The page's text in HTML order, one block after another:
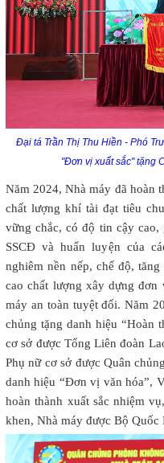
Đại tá Trần Thị Thu Hiền - Phó
"Đơn vị xuất sắc" tặng
Năm 2024, Nhà máy đã hoàn
chất lượng khí tài đạt tiêu
vững chắc, có độ tin cậy
SSCĐ và huấn luyện của
nghiêm nền nếp, chế độ,
cao chất lượng xây dựng
máy an toàn tuyệt đối. Năm
chủng tặng danh hiệu “Hoàn
cơ sở được Tổng Liên đoàn
Phụ nữ cơ sở được Quân
danh hiệu “Đơn vị văn hóa”,
hoàn thành xuất sắc nhiệm
khen, Nhà máy được Bộ Quốc